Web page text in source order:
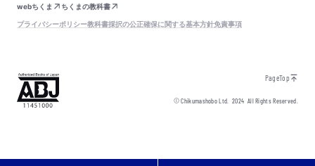
webちくま
ちくまの教科書
プライバシーポリシー教科書採択の公正確保に関する基本方針免責事項
PageTop
© Chikumashobo Ltd.2024 All Rights Reserved.